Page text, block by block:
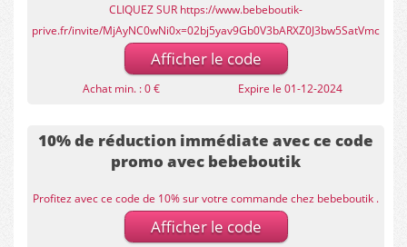
CLIQUEZ SUR https://www.bebeboutik-
prive.fr/invite/MjAyNC0wNi0x=02bj5yav9Gb0V3bARXZ0J3bw5SatVmc
Afficher le code
Achat min. : 0 € Expire le 01-12-2024
10% de réduction immédiate avec ce code
promo avec bebeboutik
Profitez avec ce code de 10% sur votre commande chez bebeboutik .
Afficher le code